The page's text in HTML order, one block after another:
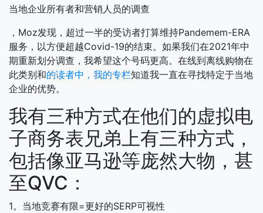
当地企业所有者和营销人员的调查
，Moz发现，超过一半的受访者打算维持Pandemem-ERA
服务，以方便超越Covid-19的结束。如果我们在2021年中
期重新划分调查，我希望这个号码更高。在线到离线购物在
此类别和的读者中，我的专栏知道我一直在寻找特定于当地
企业的优势。
我有三种方式在他们的虚拟电
子商务表兄弟上有三种方式，
包括像亚马逊等庞然大物，甚
至QVC：
1。当地竞赛有限=更好的SERP可视性